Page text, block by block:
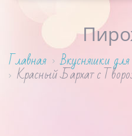
Главная Вкусняшки для
Красный Бархат с